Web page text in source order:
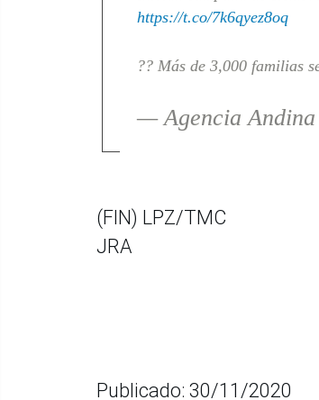
https://t.co/7k6qyez8oq
?? Más de 3,000 familias
— Agencia
(FIN) LPZ/TMC
JRA
Publicado: 30/11/2020